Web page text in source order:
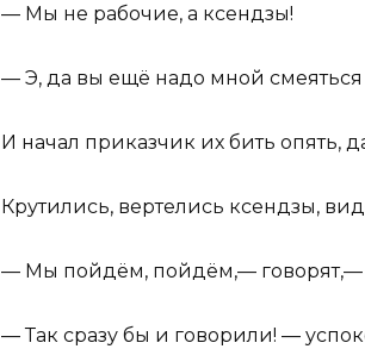
— Мы не рабочие, а ксендзы!
— Э, да вы ещё надо мной смеяться
И начал приказчик их бить опять,
Крутились, вертелись ксендзы,
— Мы пойдём, пойдём,— говорят,—
— Так сразу бы и говорили! —